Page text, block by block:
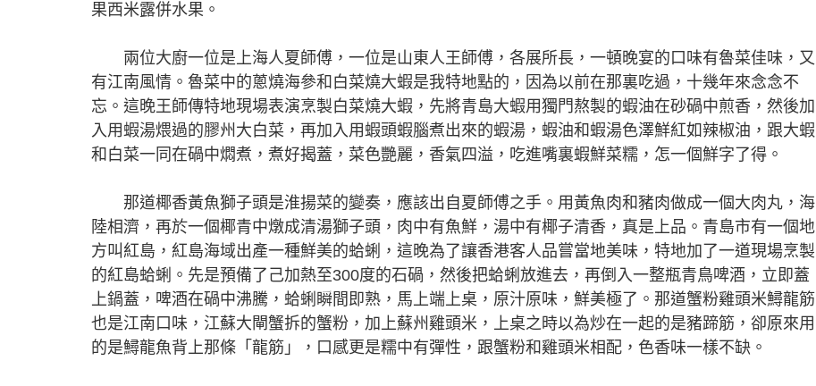
果西米露併水果。
兩位大廚一位是上海人夏師傅，一位是山東人王師傅，各展所長，一頓晚宴的口味有魯菜佳味，又
有江南風情。魯菜中的蔥燒海參和白菜燒大蝦是我特地點的，因為以前在那裏吃過，十幾年來念念不
忘。這晚王師傳特地現場表演烹製白菜燒大蝦，先將青島大蝦用獨門熬製的蝦油在砂碢中煎香，然後加
入用蝦湯煨過的膠州大白菜，再加入用蝦頭蝦腦煮出來的蝦湯，蝦油和蝦湯色澤鮮紅如辣椒油，跟大蝦
和白菜一同在碢中燜煮，煮好揭蓋，菜色艷麗，香氣四溢，吃進嘴裏蝦鮮菜糯，怎一個鮮字了得。
那道椰香黃魚獅子頭是淮揚菜的變奏，應該出自夏師傅之手。用黃魚肉和豬肉做成一個大肉丸，海
陸相濟，再於一個椰青中燉成清湯獅子頭，肉中有魚鮮，湯中有椰子清香，真是上品。青島市有一個地
方叫紅島，紅島海域出產一種鮮美的蛤蜊，這晚為了讓香港客人品嘗當地美味，特地加了一道現場烹製
的紅島蛤蜊。先是預備了己加熱至300度的石碢，然後把蛤蜊放進去，再倒入一整瓶青鳥啤酒，立即蓋
上鍋蓋，啤酒在碢中沸騰，蛤蜊瞬間即熟，馬上端上桌，原汁原味，鮮美極了。那道蟹粉雞頭米鱘龍筋
也是江南口味，江蘇大閘蟹拆的蟹粉，加上蘇州雞頭米，上桌之時以為炒在一起的是豬蹄筋，卻原來用
的是鱘龍魚背上那條「龍筋」，口感更是糯中有彈性，跟蟹粉和雞頭米相配，色香味一樣不缺。